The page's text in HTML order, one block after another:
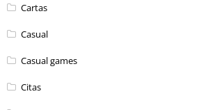
Cartas
Casual
Casual games
Citas